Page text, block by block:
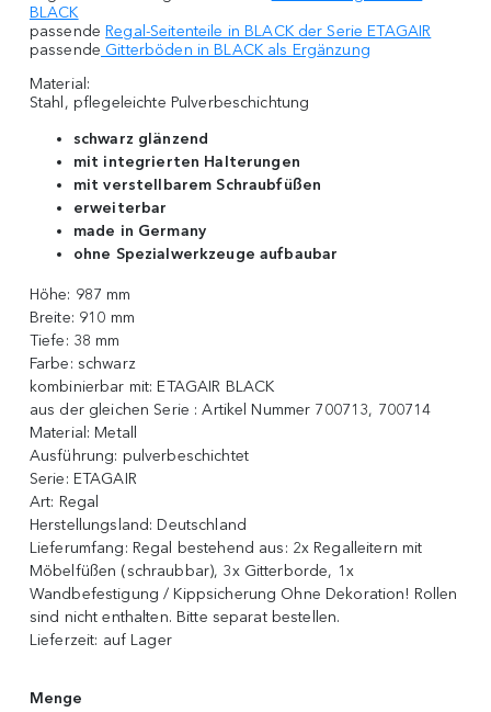
BLACK
passendeRegal-Seitenteile in BLACK der Serie ETAGAIR
passende Gitterböden in BLACK als Ergänzung
Material:
Stahl, pflegeleichte Pulverbeschichtung
schwarz glänzend
mit integrierten Halterungen
mit verstellbarem Schraubfüßen
erweiterbar
made in Germany
ohne Spezialwerkzeuge aufbaubar
Höhe: 987 mm
Breite: 910 mm
Tiefe: 38 mm
Farbe: schwarz
kombinierbar mit: ETAGAIR BLACK
aus der gleichen Serie :Artikel Nummer 700713, 700714
Material: Metall
Ausführung: pulverbeschichtet
Serie: ETAGAIR
Art: Regal
Herstellungsland: Deutschland
Lieferumfang: Regal bestehend aus: 2x Regalleitern mit
Möbelfüßen (schraubbar), 3x Gitterborde, 1x
Wandbefestigung / Kippsicherung Ohne Dekoration! Rollen
sind nicht enthalten. Bitte separat bestellen.
Lieferzeit: auf Lager
Menge